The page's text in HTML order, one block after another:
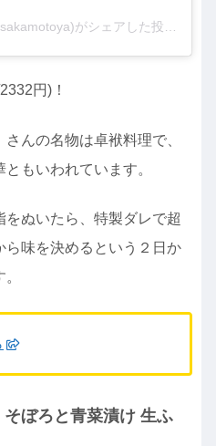
円)！
んの名物は卓袱料理で、
もいわれています。
ぬいたら、特製ダレで超
ら味を決めるという２日か
ぼろと青菜漬け 生ふ